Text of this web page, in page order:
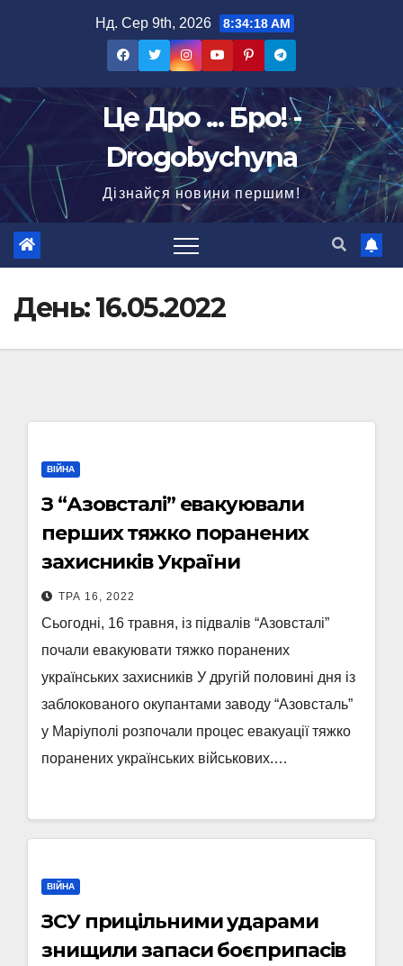
Нд. Сер 9th, 2026 8:34:19 AM
Це Дро ... Бро! -
Drogobychyna
Дізнайся новини першим!
День:16.05.2022
ВІЙНА
З “Азовсталі” евакуювали
перших тяжко поранених
захисників України
ТРА 16, 2022
Сьогодні, 16 травня, із підвалів “Азовсталі”
почали евакуювати тяжко поранених
українських захисників У другій половині дня із
заблокованого окупантами заводу “Азовсталь”
у Маріуполі розпочали процес евакуації тяжко
поранених українських військових.…
ВІЙНА
ЗСУ прицільними ударами
знищили запаси боєприпасів